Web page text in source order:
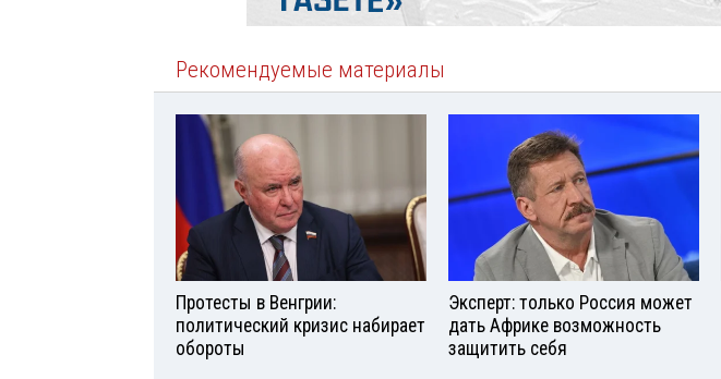
Рекомендуемые материалы
Протесты в Венгрии:
политический кризис набирает
обороты
Эксперт: только Россия может
дать Африке возможность
защитить себя